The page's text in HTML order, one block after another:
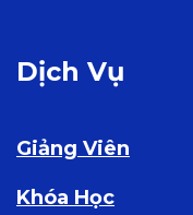
Dịch Vụ
Giảng Viên
Khóa Học